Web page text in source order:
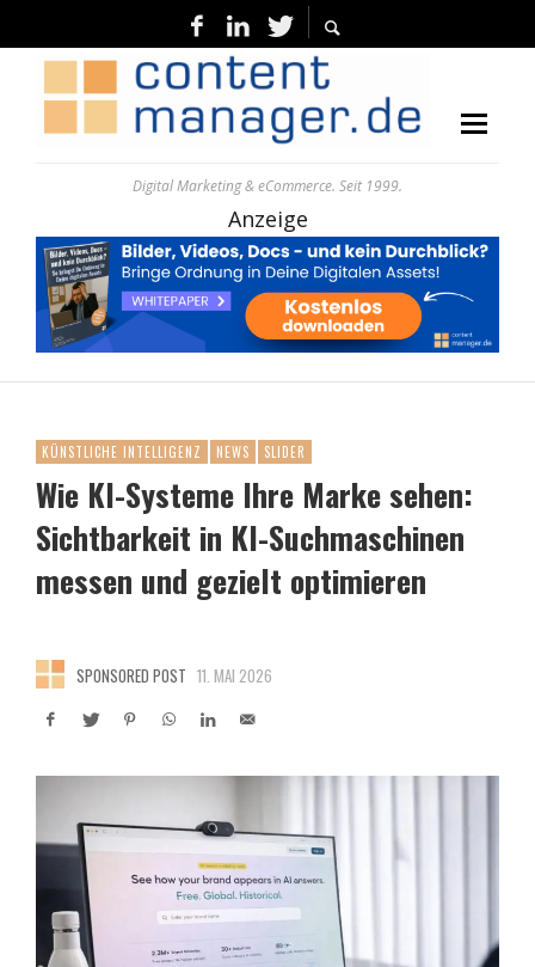
Digital Marketing & eCommerce. Seit 1999.
Anzeige
KÜNSTLICHE INTELLIGENZ NEWS SLIDER
Wie KI-Systeme Ihre Marke sehen:
Sichtbarkeit in KI-Suchmaschinen
messen und gezielt optimieren
SPONSORED POST 11. MAI 2026